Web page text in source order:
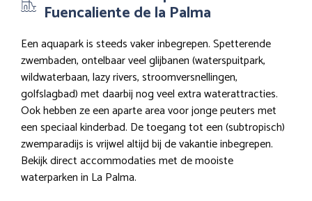
Fuencaliente de la Palma
Een aquapark is steeds vaker inbegrepen. Spetterende
zwembaden, ontelbaar veel glijbanen (waterspuitpark,
wildwaterbaan, lazy rivers, stroomversnellingen,
golfslagbad) met daarbij nog veel extra waterattracties.
Ook hebben ze een aparte area voor jonge peuters met
een speciaal kinderbad. De toegang tot een (subtropisch)
zwemparadijs is vrijwel altijd bij de vakantie inbegrepen.
Bekijk direct accommodaties met de mooiste
waterparken in La Palma.